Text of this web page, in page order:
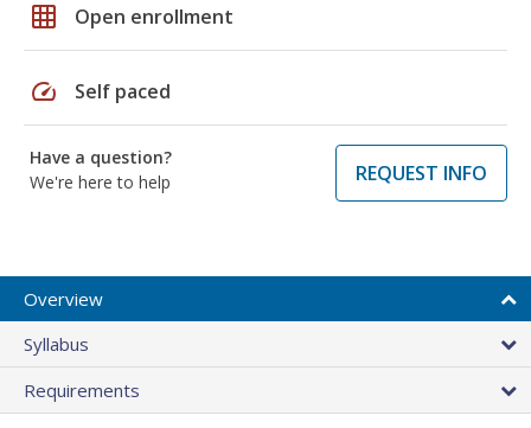
grid_on Open enrollment
speed Self paced
Have a question?
We're here to help
REQUEST INFO
Overview
Syllabus
Requirements